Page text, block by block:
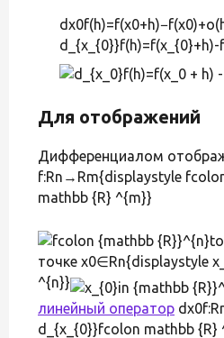
d_{x_{0}}f(h)=f(x_{0}+h)-
Для отображений
Дифференциалом
f:Rn→Rm{displaystyle
mathbb {R} ^{m}}
точке x0∈Rn{displaystyle
^{n}}
линейный оператор
d_{x_{0}}fcolon mathbb {R}